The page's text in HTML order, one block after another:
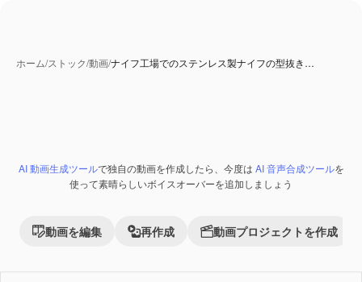
ホーム/ストック/動画/ナイフ工場でのステンレス製ナイフの型抜き…
Premium
AI 動画生成ツールで独自の動画を作成したら、今度は AI 音声合成ツールを
使って素晴らしいボイスオーバーを追加しましょう
動画を編集 再作成 動画プロジェクトを作成